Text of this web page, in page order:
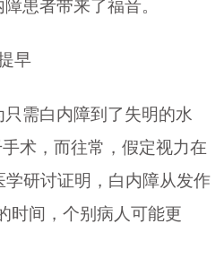
患者带来了福音。
早
需白内障到了失明的水
术，而往常，假定视力在
研讨证明，白内障从发作
时间，个别病人可能更